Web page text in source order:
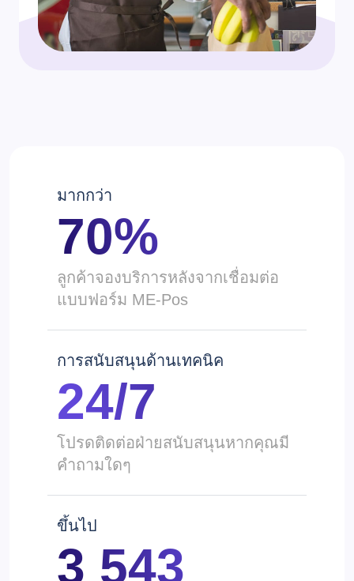
มากกว่า
70%
ลูกค้าจองบริการหลังจากเชื่อมต่อ
แบบฟอร์ม ME-Pos
การสนับสนุนด้านเทคนิค
24/7
โปรดติดต่อฝ่ายสนับสนุนหากคุณมี
คำถามใดๆ
ขึ้นไป
3 543